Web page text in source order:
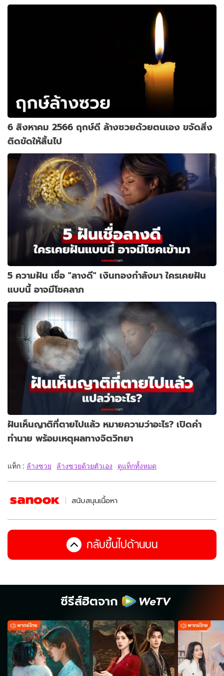
6 สิงหาคม 2566 ฤกษ์ดี ล้างซวยด้วยตนเอง ขจัดสิ่ง
ติดขัดให้สิ้นไป
5 ความฝัน เชื่อ "ลางดี" เงินทองกำลังมา ใครเคยฝัน
แบบนี้ อาจมีโชคลาภ
ฝันเห็นญาติที่ตายไปแล้ว หมายความว่าอะไร? เปิดคำ
ทำนาย พร้อมเหตุผลทางจิตวิทยา
แท็ก : ล้างซวย ล้างซวยด้วยตัวเอง ดูแท็กทั้งหมด
สนับสนุนเนื้อหา
กลับขึ้นไปด้านบน
ซีรีส์ฮิตจาก